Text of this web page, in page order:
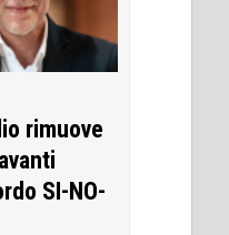
rimuove
SI-NO-